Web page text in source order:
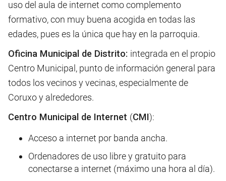
uso del aula de internet como complemento
formativo, con muy buena acogida en todas las
edades, pues es la única que hay en la parroquia.
Oficina Municipal de Distrito: integrada en el propio
Centro Municipal, punto de información general para
todos los vecinos y vecinas, especialmente de
Coruxo y alrededores.
Centro Municipal de Internet (CMI):
Acceso a internet por banda ancha.
Ordenadores de uso libre y gratuito para
conectarse a internet (máximo una hora al día).